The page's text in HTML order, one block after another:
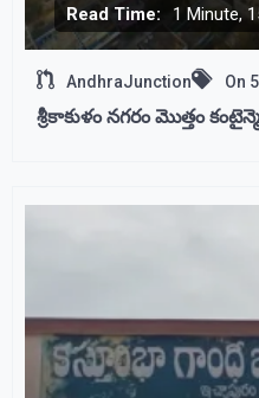
Read Time: 1 Minute,
AndhraJunction On
శ్రీకాకుళం నగరం మొత్తం